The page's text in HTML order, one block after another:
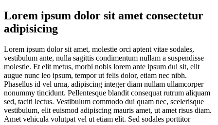
Lorem ipsum dolor sit amet consectetur
adipisicing
Lorem ipsum dolor sit amet, molestie orci aptent vitae sodales,
vestibulum ante, nulla sagittis condimentum nullam a suspendisse
molestie. Et elit metus, morbi nobis lorem ante ipsum dui sit, elit
augue nunc leo ipsum, tempor ut felis dolor, etiam nec nibh.
Phasellus id vel urna, adipiscing integer diam nullam ullamcorper
nonummy tincidunt. Pellentesque blandit consequat rutrum aliquam
sed, taciti lectus. Vestibulum commodo dui quam nec, scelerisque
vestibulum, elit euismod adipiscing mauris amet, ut amet risus diam.
Amet vehicula volutpat vel ut etiam elit. Sed sodales porttitor